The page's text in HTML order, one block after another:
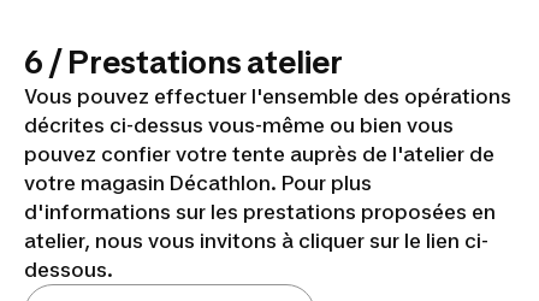
6 / Prestations atelier
Vous pouvez effectuer l'ensemble des opérations
décrites ci-dessus vous-même ou bien vous
pouvez confier votre tente auprès de l'atelier de
votre magasin Décathlon. Pour plus
d'informations sur les prestations proposées en
atelier, nous vous invitons à cliquer sur le lien ci-
dessous.